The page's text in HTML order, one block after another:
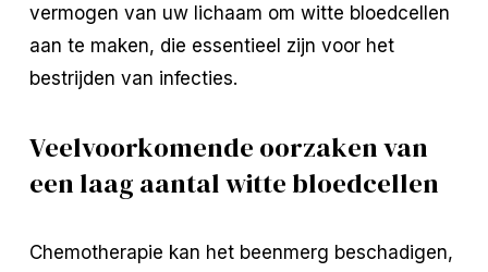
vermogen van uw lichaam om witte bloedcellen
aan te maken, die essentieel zijn voor het
bestrijden van infecties.
Veelvoorkomende oorzaken van
een laag aantal witte bloedcellen
Chemotherapie kan het beenmerg beschadigen,